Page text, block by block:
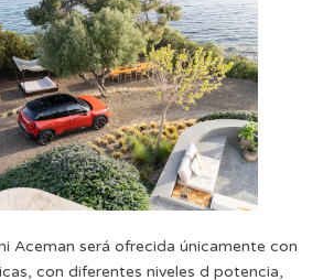
Aceman será ofrecida únicamente con
con diferentes niveles d potencia,